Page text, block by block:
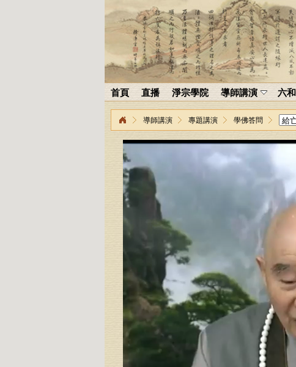
首頁 直播 淨宗學院 導師講演 六
導師講演 專題講演 學佛答問